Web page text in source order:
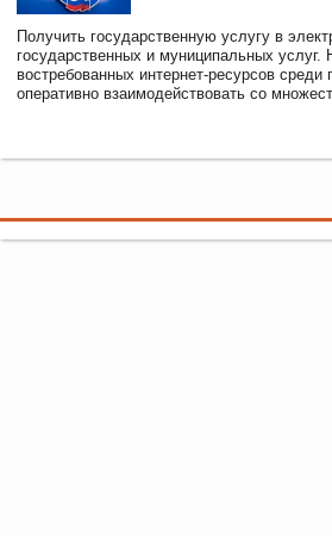
Получить государственную услугу в
государственных и муниципальных
востребованных интернет-ресурсов
оперативно взаимодействовать со